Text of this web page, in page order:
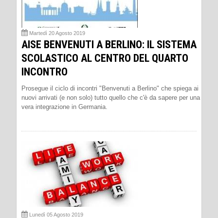
Martedì 20 Agosto 2019
AISE BENVENUTI A BERLINO: IL SISTEMA
SCOLASTICO AL CENTRO DEL QUARTO
INCONTRO
Prosegue il ciclo di incontri "Benvenuti a Berlino" che spiega ai
nuovi arrivati (e non solo) tutto quello che c'è da sapere per una
vera integrazione in Germania.
Lunedì 05 Agosto 2019